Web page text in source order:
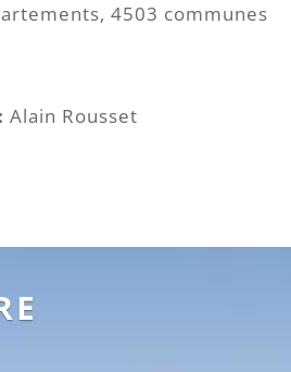
4503 communes
Alain Rousset